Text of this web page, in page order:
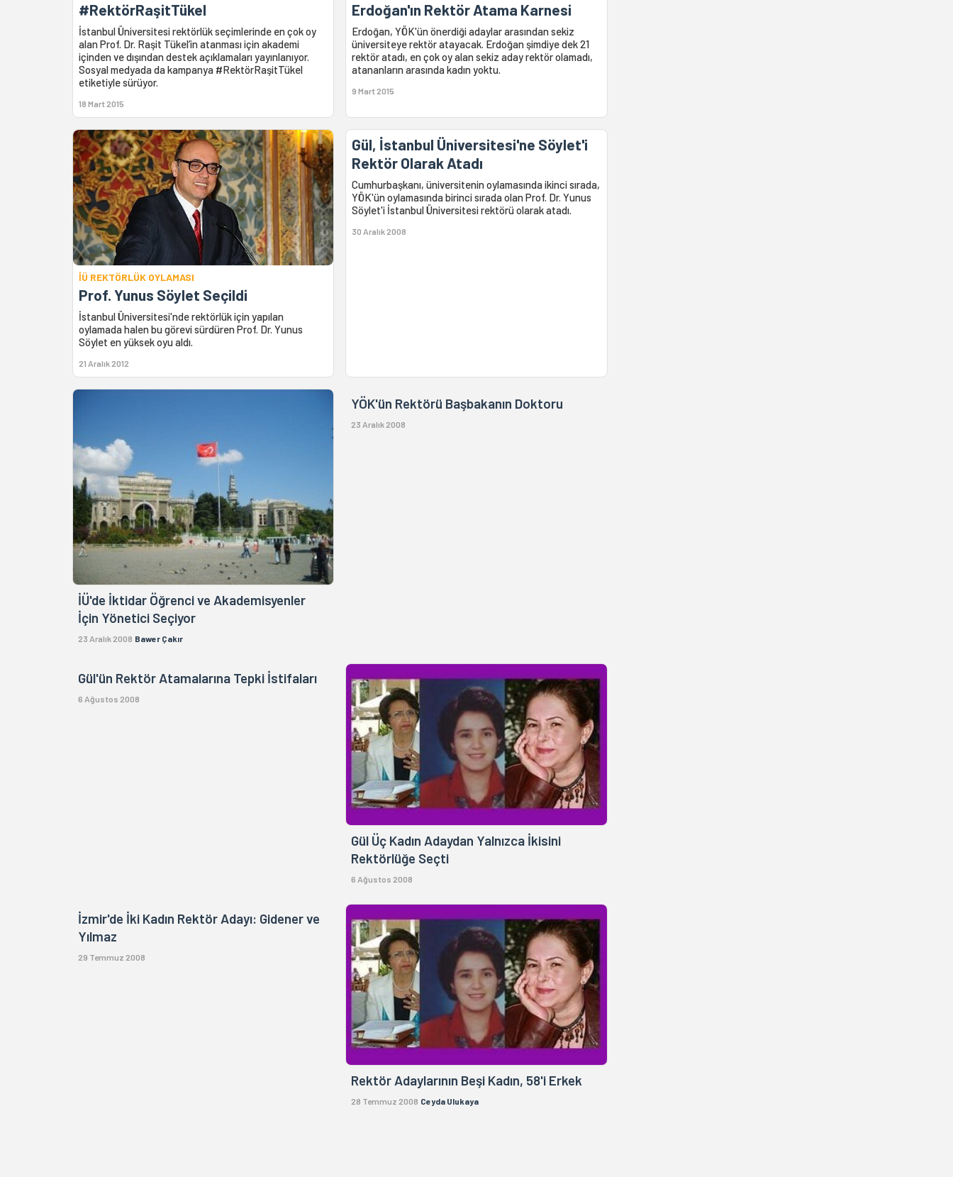
#RektörRaşitTükel
İstanbul Üniversitesi rektörlük seçimlerinde en çok oy
alan Prof. Dr. Raşit Tükel’in atanması için akademi
içinden ve dışından destek açıklamaları yayınlanıyor.
Sosyal medyada da kampanya #RektörRaşitTükel
etiketiyle sürüyor.
18 Mart 2015
Erdoğan'ın Rektör Atama Karnesi
Erdoğan, YÖK'ün önerdiği adaylar arasından sekiz
üniversiteye rektör atayacak. Erdoğan şimdiye dek 21
rektör atadı, en çok oy alan sekiz aday rektör olamadı,
atananların arasında kadın yoktu.
9 Mart 2015
İÜ REKTÖRLÜK OYLAMASI
Prof. Yunus Söylet Seçildi
İstanbul Üniversitesi'nde rektörlük için yapılan
oylamada halen bu görevi sürdüren Prof. Dr. Yunus
Söylet en yüksek oyu aldı.
21 Aralık 2012
Gül, İstanbul Üniversitesi'ne Söylet'i
Rektör Olarak Atadı
Cumhurbaşkanı, üniversitenin oylamasında ikinci sırada,
YÖK'ün oylamasında birinci sırada olan Prof. Dr. Yunus
Söylet'i İstanbul Üniversitesi rektörü olarak atadı.
30 Aralık 2008
İÜ'de İktidar Öğrenci ve Akademisyenler
İçin Yönetici Seçiyor
23 Aralık 2008 Bawer Çakır
YÖK'ün Rektörü Başbakanın Doktoru
23 Aralık 2008
Gül'ün Rektör Atamalarına Tepki İstifaları
6 Ağustos 2008
Gül Üç Kadın Adaydan Yalnızca İkisini
Rektörlüğe Seçti
6 Ağustos 2008
İzmir'de İki Kadın Rektör Adayı: Gidener ve
Yılmaz
29 Temmuz 2008
Rektör Adaylarının Beşi Kadın, 58'i Erkek
28 Temmuz 2008 Ceyda Ulukaya